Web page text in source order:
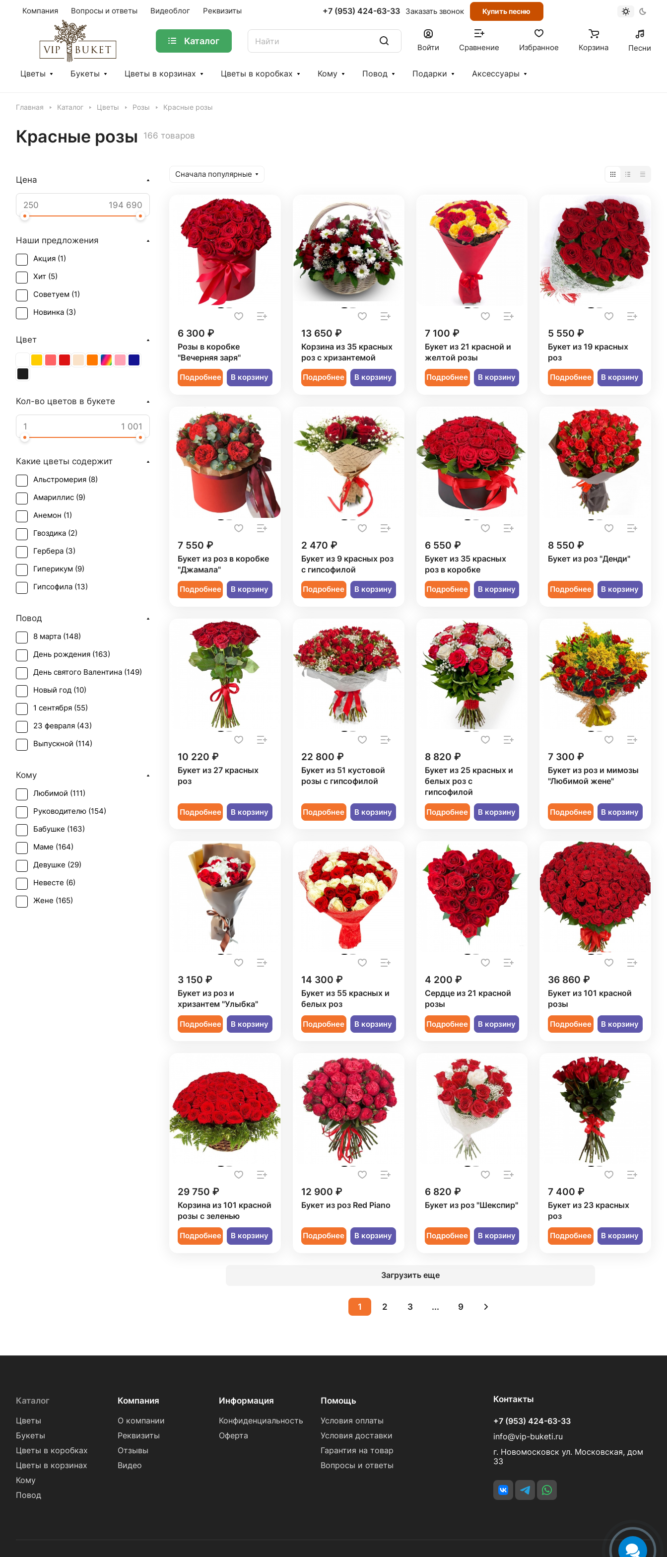
Компания Вопросы и ответы Видеоблог Реквизиты +7 (953) 424-63-33 Заказать звонок Купить песню
Каталог
Войти Сравнение Избранное Корзина Песни
Цветы Букеты Цветы в корзинах Цветы в коробках Кому Повод Подарки Аксессуары
Главная Каталог Цветы Розы Красные розы
Красные розы 166 товаров
Сначала популярные
6 300 ₽
Розы в коробке
"Вечерняя заря"
Подробнее В корзину
13 650 ₽
Корзина из 35 красных
роз с хризантемой
Подробнее В корзину
7 100 ₽
Букет из 21 красной и
желтой розы
Подробнее В корзину
5 550 ₽
Букет из 19 красных
роз
Подробнее В корзину
7 550 ₽
Букет из роз в коробке
"Джамала"
Подробнее В корзину
2 470 ₽
Букет из 9 красных роз
с гипсофилой
Подробнее В корзину
6 550 ₽
Букет из 35 красных
роз в коробке
Подробнее В корзину
8 550 ₽
Букет из роз "Денди"
Подробнее В корзину
10 220 ₽
Букет из 27 красных
роз
Подробнее В корзину
22 800 ₽
Букет из 51 кустовой
розы с гипсофилой
Подробнее В корзину
8 820 ₽
Букет из 25 красных и
белых роз с
гипсофилой
Подробнее В корзину
7 300 ₽
Букет из роз и мимозы
"Любимой жене"
Подробнее В корзину
3 150 ₽
Букет из роз и
хризантем "Улыбка"
Подробнее В корзину
14 300 ₽
Букет из 55 красных и
белых роз
Подробнее В корзину
4 200 ₽
Сердце из 21 красной
розы
Подробнее В корзину
36 860 ₽
Букет из 101 красной
розы
Подробнее В корзину
29 750 ₽
Корзина из 101 красной
розы с зеленью
Подробнее В корзину
12 900 ₽
Букет из роз Red Piano
Подробнее В корзину
6 820 ₽
Букет из роз "Шекспир"
Подробнее В корзину
7 400 ₽
Букет из 23 красных
роз
Подробнее В корзину
Загрузить еще
1 2 3 ... 9
Цена
Наши предложения
Акция (1)
Хит (5)
Советуем (1)
Новинка (3)
Цвет
Кол-во цветов в букете
Какие цветы содержит
Альстромерия (8)
Амариллис (9)
Анемон (1)
Гвоздика (2)
Гербера (3)
Гиперикум (9)
Гипсофила (13)
Ирис (
Калла (2)
Краспедия (2)
Лилия (6)
Лимониум (1)
Мимоза (2)
Орхидея (5)
Подсолнух (2 )
Повод
8 марта (148)
День рождения (163)
День святого Валентина (149)
Новый год (10)
1 сентября (55)
23 февраля (43)
Выпускной (114)
День учителя (
Пасха (6)
Первое свидание (156
Последний звонок (
Рождение ребенка (
Рождество (9
Свадьба (2)
Татьянин день (
Кому
Любимой (111)
Руководителю (154)
Бабушке (163)
Маме (164)
Девушке (29)
Невесте (6)
Жене (165)
Каталог
Цветы
Букеты
Цветы в коробках
Цветы в корзинах
Кому
Повод
Компания
О компании
Реквизиты
Отзывы
Видео
Информация
Конфиденциальность
Оферта
Помощь
Условия оплаты
Условия доставки
Гарантия на товар
Вопросы и ответы
Контакты
+7 (953) 424-63-33
info@vip-buketi.ru
г. Новомосковск ул. Московская, дом
33